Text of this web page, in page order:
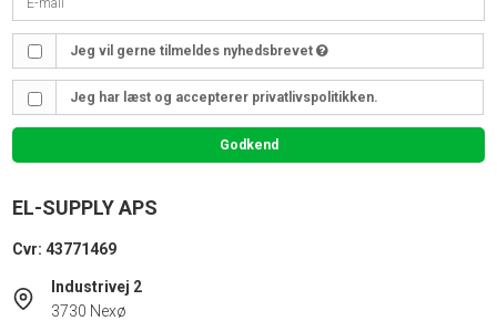
Jeg vil gerne tilmeldes nyhedsbrevet
Jeg har læst og accepterer privatlivspolitikken.
Godkend
EL-SUPPLY APS
Cvr: 43771469
Industrivej 2
3730 Nexø